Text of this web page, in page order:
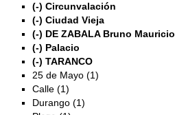
(-) Circunvalación
(-) Ciudad Vieja
(-) DE ZABALA Bruno Mauricio
(-) Palacio
(-) TARANCO
25 de Mayo (1)
Calle (1)
Durango (1)